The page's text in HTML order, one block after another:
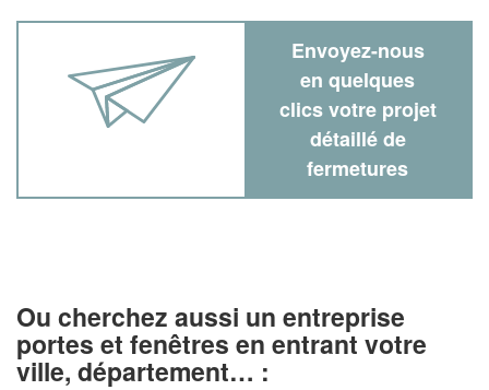
Envoyez-nous
en quelques
clics votre projet
détaillé de
fermetures
Ou cherchez aussi un entreprise
portes et fenêtres en entrant votre
ville, département… :